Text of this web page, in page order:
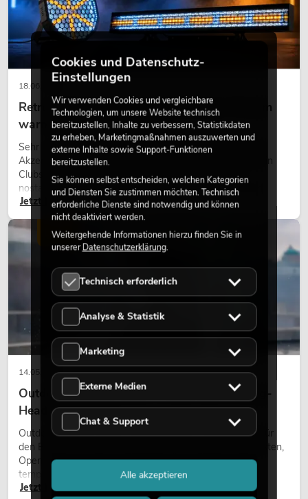
18.06.2026
Retro-Licht im modernen Lichtdesign: Warum
warmes Licht wieder wirkt
Sehr warmes Licht, sichtbare Leuchtflächen und farbige
Akzente prägen viele aktuelle Lichtdesigns auf Bühnen, in
Clubs und bei Events. Retro-Licht ist dabei kein rein
nostalgischer Effekt, sondern ein bewusst eingesetztes
Gestaltungsmittel: Es schafft Atmosphäre, gibt Szenen
Charakter und kann technische LED-Setups emotionaler
wirken lassen.
Jetzt lesen
14.05.2026
Outdoor Moving-Heads: Wetterfeste Moving-
Heads bei Events
Outdoor Moving-Heads sind bewegliche Scheinwerfer für
den Einsatz im Freien. Sie werden bei Festivals, Stadtfesten,
Open-Air-Konzerten, Architekturinszenierungen und
temporären Außeninstallationen eingesetzt.
Jetzt lesen
LICHT
Cookies und Datenschutz-
Einstellungen
Wir verwenden Cookies und vergleichbare
Technologien, um unsere Website technisch
bereitzustellen, Inhalte zu verbessern, Statistikdaten
zu erheben, Marketingmaßnahmen auszuwerten und
externe Inhalte sowie Support-Funktionen
bereitzustellen.
Sie können selbst entscheiden, welchen Kategorien
und Diensten Sie zustimmen möchten. Technisch
erforderliche Dienste sind notwendig und können
nicht deaktiviert werden.
Weitergehende Informationen hierzu finden Sie in
unsererDatenschutzerklärung.
Technisch erforderlich
Analyse & Statistik
Marketing
Externe Medien
Chat & Support
Alle akzeptieren